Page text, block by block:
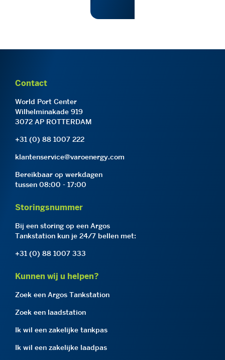
Contact
World Port Center
Wilhelminakade 919
3072 AP ROTTERDAM
+31 (0) 88 1007 222
klantenservice@varoenergy.com
Bereikbaar op werkdagen
tussen 08:00 - 17:00
Storingsnummer
Bij een storing op een Argos
Tankstation kun je 24/7 bellen met:
+31 (0) 88 1007 333
Kunnen wij u helpen?
Zoek een Argos Tankstation
Zoek een laadstation
Ik wil een zakelijke tankpas
Ik wil een zakelijke laadpas